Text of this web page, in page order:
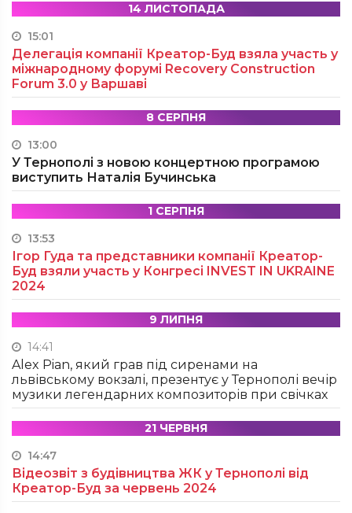
14 ЛИСТОПАДА
15:01
Делегація компанії Креатор-Буд взяла участь у
міжнародному форумі Recovery Construction
Forum 3.0 у Варшаві
8 СЕРПНЯ
13:00
У Тернополі з новою концертною програмою
виступить Наталія Бучинська
1 СЕРПНЯ
13:53
Ігор Гуда та представники компанії Креатор-
Буд взяли участь у Конгресі INVEST IN UKRAINE
2024
9 ЛИПНЯ
14:41
Alex Pian, який грав під сиренами на
львівському вокзалі, презентує у Тернополі вечір
музики легендарних композиторів при свічках
21 ЧЕРВНЯ
14:47
Відеозвіт з будівництва ЖК у Тернополі від
Креатор-Буд за червень 2024